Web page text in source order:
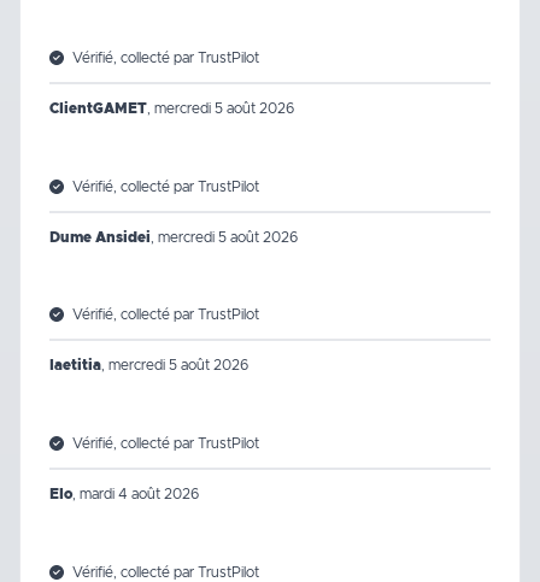
Vérifié, collecté par TrustPilot
ClientGAMET mercredi 5 août 2026
Vérifié, collecté par TrustPilot
Dume Ansidei mercredi 5 août 2026
Vérifié, collecté par TrustPilot
laetitia, mercredi 5 août 2026
Vérifié, collecté par TrustPilot
Elo, mardi 4 août 2026
Vérifié, collecté par TrustPilot